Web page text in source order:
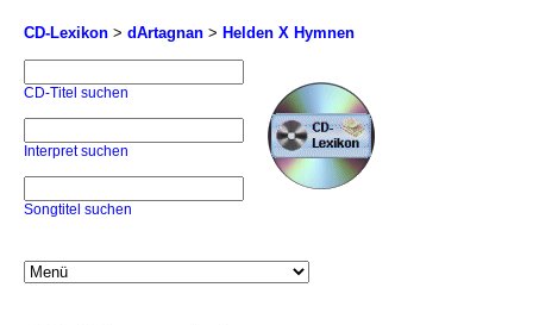
CD-Lexikon > dArtagnan > Helden X Hymnen
CD-Titel suchen
Interpret suchen
Songtitel suchen